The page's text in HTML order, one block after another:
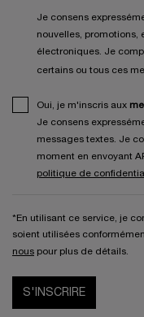
Je consens
nouvelles, promotions,
électroniques. Je
certains ou tous ces
Oui, je m'inscris aux
Je consens
messages textes. Je
moment en envoyant
politique de
*En utilisant ce service, je
soient utilisées
nous pour plus de détails.
S'INSCRIRE